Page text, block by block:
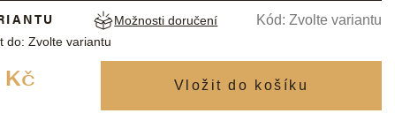
do: Zvolte variantu
Možnosti doručení Kód: Zvolte variantu